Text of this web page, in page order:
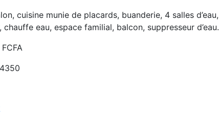
cuisine munie de placards, buanderie, 4 salles d’eau,
eau, espace familial, balcon, suppresseur d’eau.